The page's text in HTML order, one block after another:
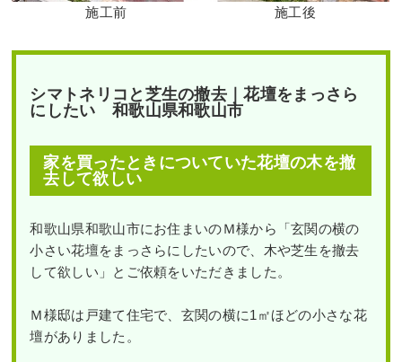
施工前 施工後
シマトネリコと芝生の撤去｜花壇をまっさら
にしたい 和歌山県和歌山市
家を買ったときについていた花壇の木を撤
去して欲しい
和歌山県和歌山市にお住まいのＭ様から「玄関の横の
小さい花壇をまっさらにしたいので、木や芝生を撤去
して欲しい」とご依頼をいただきました。
Ｍ様邸は戸建て住宅で、玄関の横に1㎡ほどの小さな花
壇がありました。